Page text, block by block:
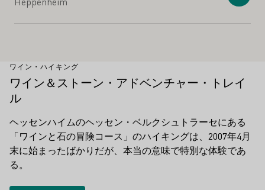
ワイン・ハイキング
ワイン＆ストーン・アドベンチャー・トレイ
ル
ヘッセンハイムのヘッセン・ベルクシュトラーセにある
「ワインと石の冒険コース」のハイキングは、2007年4月
末に始まったばかりだが、本当の意味で特別な体験であ
る。